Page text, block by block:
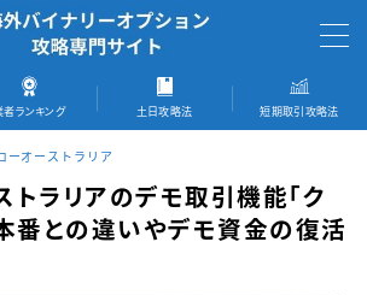
攻略法
者ランキング 土日攻略法 短期取引攻略法
ーオーストラリア
トラリアのデモ取引機能「ク
本番との違いやデモ資金の復活